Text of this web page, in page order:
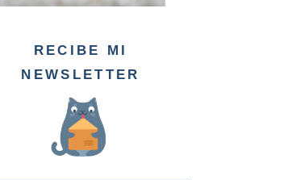
RECIBE MI
NEWSLETTER